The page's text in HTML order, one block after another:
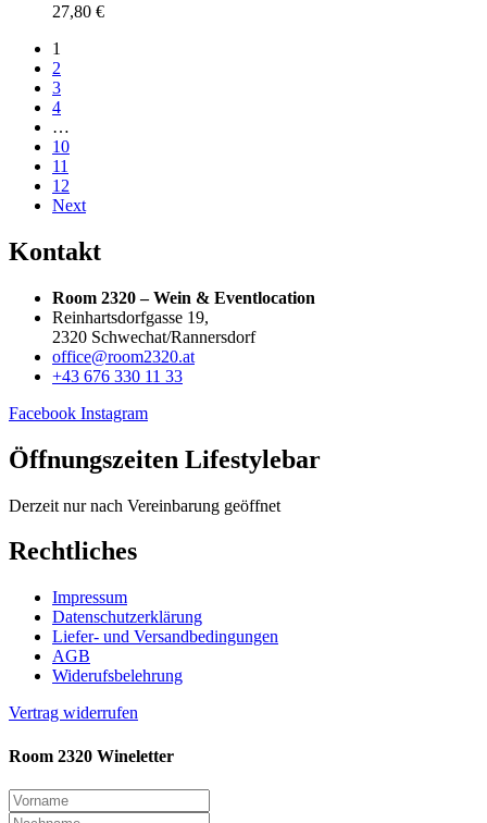
27,80 €
1
2
3
4
…
10
11
12
Next
Kontakt
Room 2320 – Wein & Eventlocation
Reinhartsdorfgasse 19,
2320 Schwechat/Rannersdorf
office@room2320.at
+43 676 330 11 33
Facebook Instagram
Öffnungszeiten Lifestylebar
Derzeit nur nach Vereinbarung geöffnet
Rechtliches
Impressum
Datenschutzerklärung
Liefer- und Versandbedingungen
AGB
Widerufsbelehrung
Vertrag widerrufen
Room 2320 Wineletter